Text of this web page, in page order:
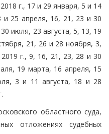
г., 17 и 29 января, 5 и 14
25 апреля, 16, 21, 23 и 30
июля, 23 августа, 5, 13, 19
21, 26 и 28 ноября, 3,
г., 9, 16, 21, 23, 28 и 30
19 марта, 16 апреля, 15
3 и 11 августа, 18 и 28
областного суда,
отложениях судебных